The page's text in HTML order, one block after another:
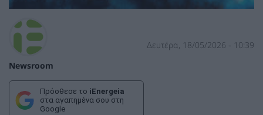
Newsroom
Δευτέρα, 18/05/2026 - 10:39
Πρόσθεσε το iEnergeia
στα αγαπημένα σου στη
Google